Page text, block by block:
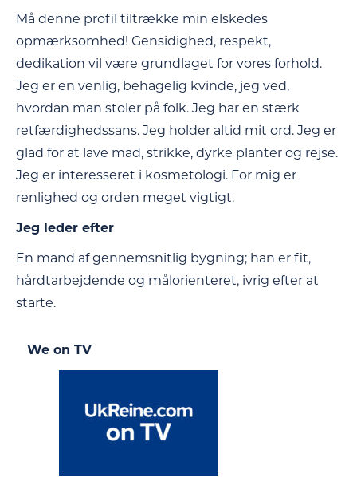
Må denne profil tiltrække min elskedes
opmærksomhed! Gensidighed, respekt,
dedikation vil være grundlaget for vores forhold.
Jeg er en venlig, behagelig kvinde, jeg ved,
hvordan man stoler på folk. Jeg har en stærk
retfærdighedssans. Jeg holder altid mit ord. Jeg er
glad for at lave mad, strikke, dyrke planter og rejse.
Jeg er interesseret i kosmetologi. For mig er
renlighed og orden meget vigtigt.
Jeg leder efter
En mand af gennemsnitlig bygning; han er fit,
hårdtarbejdende og målorienteret, ivrig efter at
starte.
We on TV